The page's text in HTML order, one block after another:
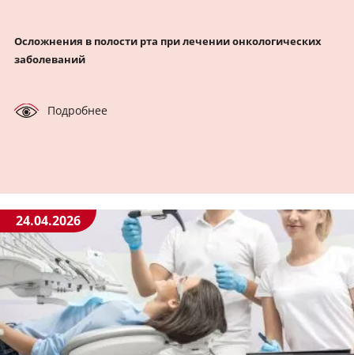
Осложнения в полости рта при лечении онкологических
заболеваний
Подробнее
24.04.2026